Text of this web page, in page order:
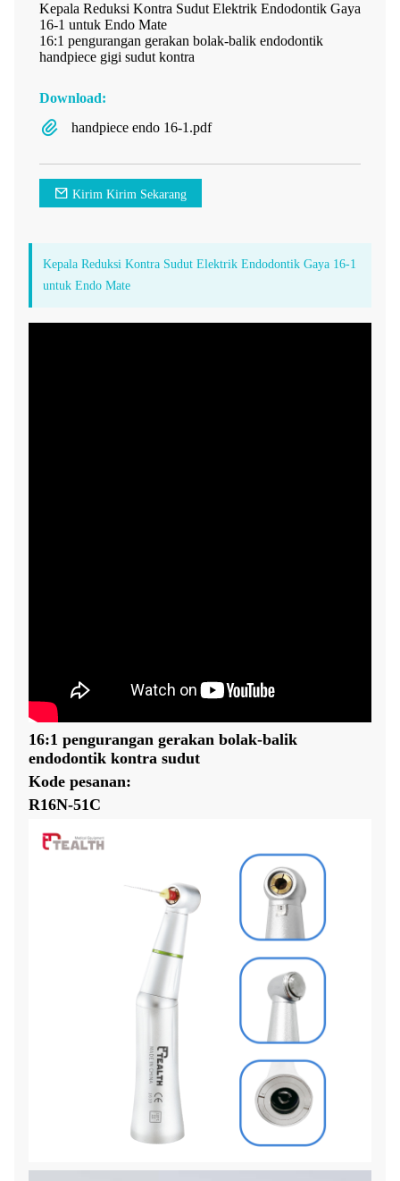
Kepala Reduksi Kontra Sudut Elektrik Endodontik Gaya
16-1 untuk Endo Mate
16:1 pengurangan gerakan bolak-balik endodontik
handpiece gigi sudut kontra
Download:
handpiece endo 16-1.pdf
Kirim Kirim Sekarang
Kepala Reduksi Kontra Sudut Elektrik Endodontik Gaya 16-1
untuk Endo Mate
16:1 pengurangan gerakan bolak-balik
endodontik kontra sudut
Kode pesanan:
R16N-51C